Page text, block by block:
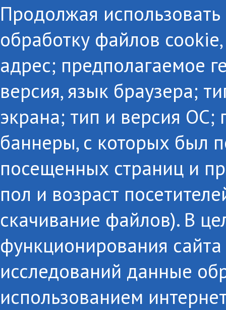
Продолжая
обработку файлов
адрес; предполагаемое
версия, язык браузера;
экрана; тип и версия
баннеры, с которых был
посещенных страниц и
пол и возраст
скачивание файлов). В
функционирования
исследований данные
использованием